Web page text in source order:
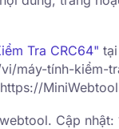
Tra CRC64"
máy-tính-kiểm-
Cập nhật: